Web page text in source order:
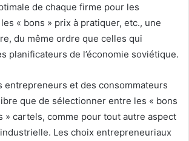
de chaque firme pour les
« bons » prix à pratiquer, etc., une
du même ordre que celles qui
planificateurs de l’économie soviétique.
entrepreneurs et des consommateurs
que de sélectionner entre les « bons
» cartels, comme pour tout autre aspect
Les choix entrepreneuriaux